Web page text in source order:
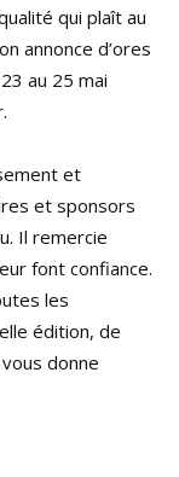
qui plaît au
annonce d’ores
au 25 mai
et
et sponsors
Il remercie
font confiance.
les
édition, de
donne